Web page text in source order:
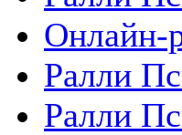
Онлайн-
Ралли
Ралли